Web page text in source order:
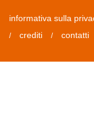
informativa sulla
/ crediti / contatti